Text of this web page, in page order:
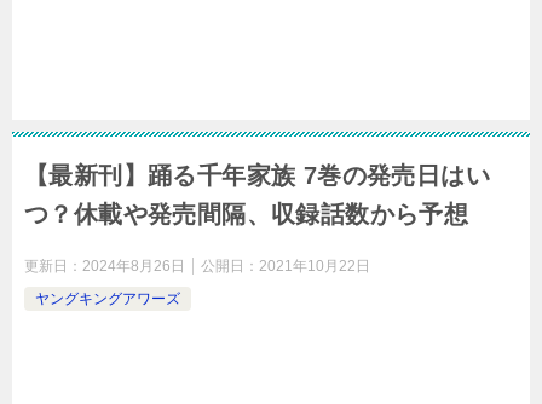
【最新刊】踊る千年家族 7巻の発売日はい
つ？休載や発売間隔、収録話数から予想
更新日： 2024年8月26日 公開日： 2021年10月22日
ヤングキングアワーズ